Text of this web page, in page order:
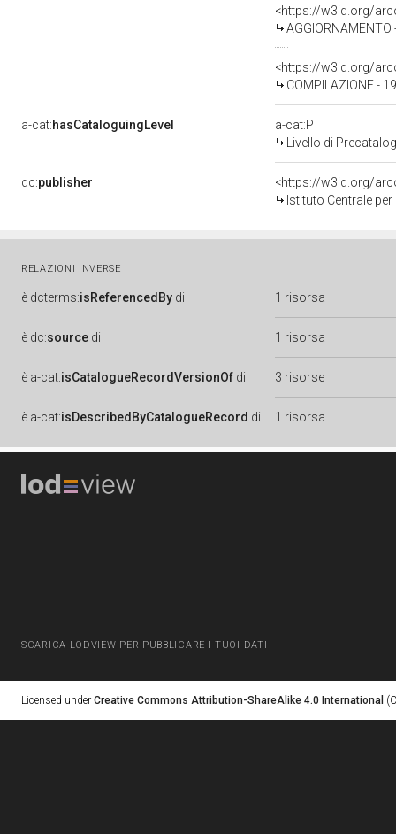
<https://w3id.org/
<https://w3id.org/
COMPILAZIONE -
a-cat:hasCataloguingLevel
a-cat:P
Livello di
dc:publisher
<https://w3id.org/
Istituto Centrale
RELAZIONI INVERSE
è dcterms:isReferencedBy di 1 risorsa
è dc:source di 1 risorsa
è a-cat:isCatalogueRecordVersionOf di 3 risorse
è a-cat:isDescribedByCatalogueRecord di 1 risorsa
SCARICA LODVIEW PER PUBBLICARE I TUOI DATI
Licensed under Creative Commons Attribution-ShareAlike 4.0 International